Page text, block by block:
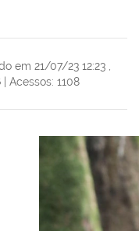
em 21/07/23 12:23
| Acessos: 1108